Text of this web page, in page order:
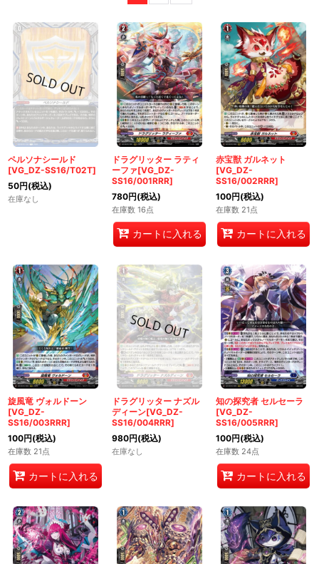
並び順 :
絞り込む
ペルソナシールド
[VG_DZ-SS16/T02T]
50円(税込)
在庫なし
ドラグリッター ラティ
ーファ[VG_DZ-
SS16/001RRR]
780円(税込)
在庫数 16点
カートに入れる
赤宝獣 ガルネット
[VG_DZ-
SS16/002RRR]
100円(税込)
在庫数 21点
カートに入れる
旋風竜 ヴォルドーン
[VG_DZ-
SS16/003RRR]
100円(税込)
在庫数 21点
カートに入れる
ドラグリッター ナズル
ディーン[VG_DZ-
SS16/004RRR]
980円(税込)
在庫なし
知の探究者 セルセーラ
[VG_DZ-
SS16/005RRR]
100円(税込)
在庫数 24点
カートに入れる